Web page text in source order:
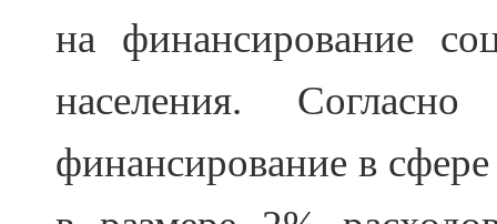
на финансирование
населения. Согласно
финансирование в